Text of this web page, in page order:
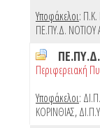
Υποφάκελοι:
ΠΕ.ΠΥ.Δ. ΝΟΤΙΟΥ
Περιφερειακή
Υποφάκελοι:
ΚΟΡΙΝΘΙΑΣ,